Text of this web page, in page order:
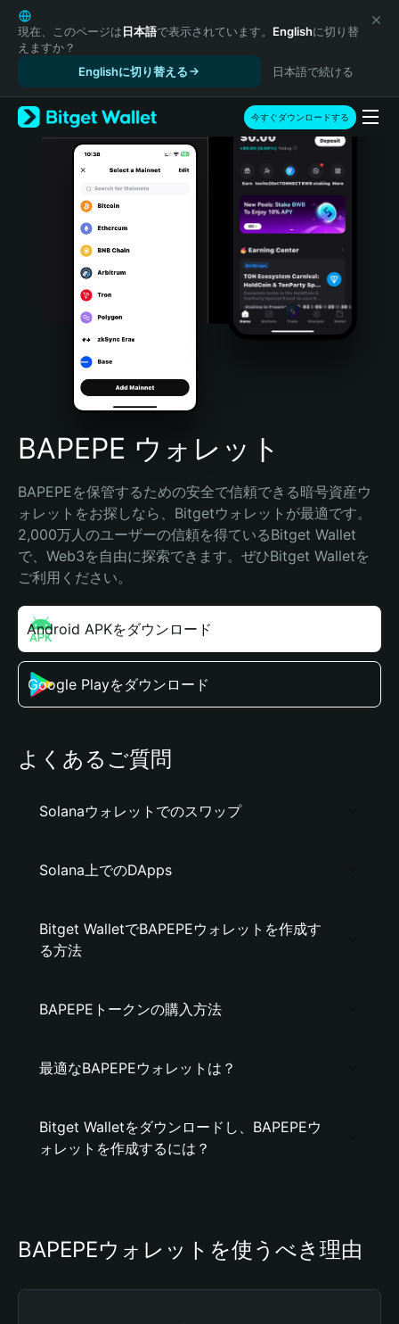
English
日本語
Tiếng Việt
Español (Latinoamérica)
Türkçe
Italiano
Português (Portugal)
Bahasa Indonesia
Português (Brasil)
Español (Argentina)
現在、このページは日本語で表示されています。 Englishに切り替
えますか？
Englishに切り替える
日本語で続ける
今すぐダウンロードする
BAPEPE ウォレット
BAPEPEを保管するための安全で信頼できる暗号資産ウ
ォレットをお探しなら、Bitgetウォレットが最適です。
2,000万人のユーザーの信頼を得ているBitget Wallet
で、Web3を自由に探索できます。ぜひBitget Walletを
ご利用ください。
Android APKをダウンロード
Google Playをダウンロード
よくあるご質問
Solanaウォレットでのスワップ
Solana上でのDApps
Bitget WalletでBAPEPEウォレットを作成す
る方法
BAPEPEトークンの購入方法
最適なBAPEPEウォレットは？
Bitget Walletをダウンロードし、BAPEPEウ
ォレットを作成するには？
BAPEPEウォレットを使うべき理由